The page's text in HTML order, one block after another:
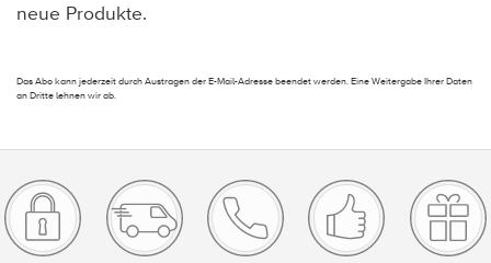
neue Produkte.
Das Abo kann jederzeit durch Austragen der E-Mail-Adresse beendet werden. Eine Weitergabe Ihrer Daten
an Dritte lehnen wir ab.